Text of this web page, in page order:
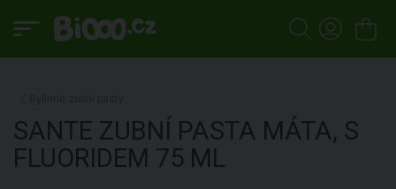
SANTE ZUBNÍ PASTA MÁTA, S
FLUORIDEM 75 ML